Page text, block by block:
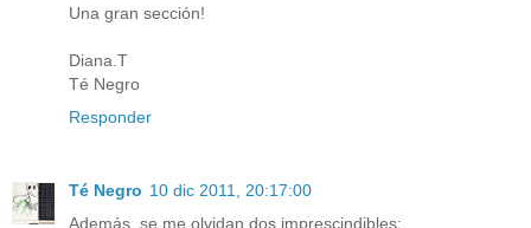
Una gran sección!
Diana.T
Té Negro
Responder
Té Negro 10 dic 2011, 20:17:00
Además, se me olvidan dos imprescindibles: